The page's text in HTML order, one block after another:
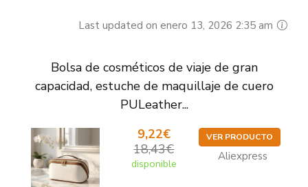
Last updated on enero 13, 2026 2:35 am
Bolsa de cosméticos de viaje de gran
capacidad, estuche de maquillaje de cuero
PULeather...
9,22€
18,43€
disponible
VER PRODUCTO
Aliexpress